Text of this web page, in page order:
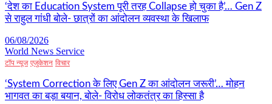
‘देश का Education System पूरी तरह Collapse हो चुका है’… Gen Z
से राहुल गांधी बोले- छात्रों का आंदोलन व्यवस्था के खिलाफ
06/08/2026
World News Service
टॉप न्यूज एजुकेशन विचार
‘System Correction के लिए Gen Z का आंदोलन जरूरी’… मोहन
भागवत का बड़ा बयान, बोले- विरोध लोकतंत्र का हिस्सा है